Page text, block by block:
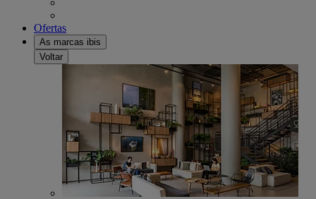
Ofertas
As marcas ibis
Voltar